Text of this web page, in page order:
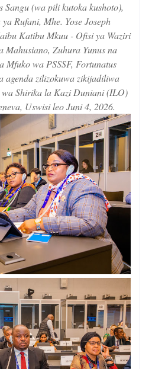
Sangu (wa pili kutoka kushoto),
Rufani, Mhe. Yose Joseph
Katibu Mkuu - Ofisi ya Waziri
Zuhura Yunus na
Mfuko wa PSSSF, Fortunatus
agenda zilizokuwa zikijadiliwa
Shirika la Kazi Duniani (ILO)
Uswisi leo Juni 4, 2026.